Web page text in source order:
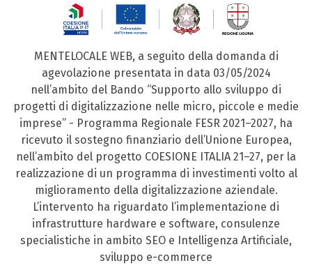
MENTELOCALE WEB, a seguito della domanda di
agevolazione presentata in data 03/05/2024
nell’ambito del Bando “Supporto allo sviluppo di
progetti di digitalizzazione nelle micro, piccole e medie
imprese” - Programma Regionale FESR 2021–2027, ha
ricevuto il sostegno finanziario dell’Unione Europea,
nell’ambito del progetto COESIONE ITALIA 21–27, per la
realizzazione di un programma di investimenti volto al
miglioramento della digitalizzazione aziendale.
L’intervento ha riguardato l’implementazione di
infrastrutture hardware e software, consulenze
specialistiche in ambito SEO e Intelligenza Artificiale,
sviluppo e-commerce